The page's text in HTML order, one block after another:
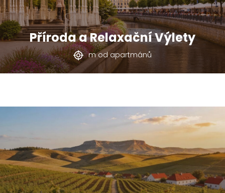
Příroda a Relaxační Výlety
m od apartmánů